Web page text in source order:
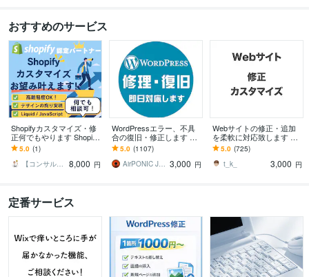
おすすめのサービス
Shopifyカスタマイズ・修
正何でもやります Shopify
のプロがデザイン/機能開
発/カスタマイズ対応！
5.0 (1)
【コンサル・マーケ・エンジニア】Dai
8,000 円
WordPressエラー、不具
合の復旧・修正します ワ
ードプレスログイン、マ
ルウェア、サイトエラー
改善を即日対応
5.0 (1107)
AirPONIC JOHN（ジョン） 3,000 円
Webサイトの修正・追加
を柔軟に対応致します 静
的サイトや外部プラット
フォームなどの修正をお
手伝いします。
5.0 (725)
t_k_
3,000 円
定番サービス